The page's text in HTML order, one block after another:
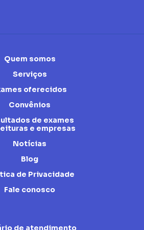
Quem somos
Serviços
oferecidos
Convênios
de exames
e empresas
Notícias
Blog
de Privacidade
Fale conosco